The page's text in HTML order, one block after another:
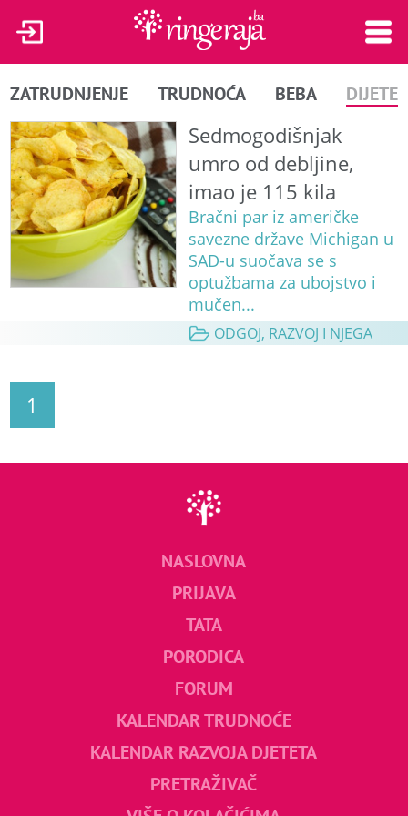
ZATRUDNJENJE TRUDNOĆA BEBA DIJETE
Sedmogodišnjak
umro od debljine,
imao je 115 kila
Bračni par iz američke
savezne države Michigan u
SAD-u suočava se s
optužbama za ubojstvo i
mučen...
ODGOJ, RAZVOJ I NJEGA
1
NASLOVNA
PRIJAVA
TATA
PORODICA
FORUM
KALENDAR TRUDNOĆE
KALENDAR RAZVOJA DJETETA
PRETRAŽIVAČ